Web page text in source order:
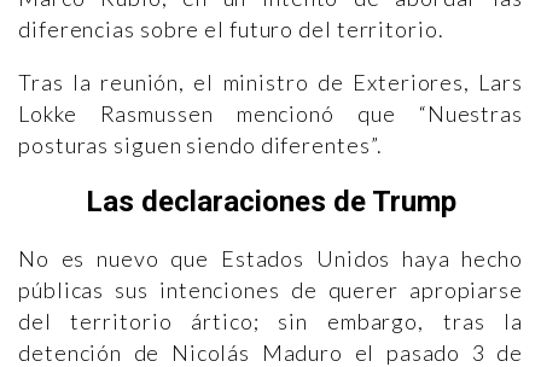
diferencias sobre el futuro del territorio.
Tras la reunión, el ministro de Exteriores, Lars
Lokke Rasmussen mencionó que “Nuestras
posturas siguen siendo diferentes”.
Las declaraciones de Trump
No es nuevo que Estados Unidos haya hecho
públicas sus intenciones de querer apropiarse
del territorio ártico; sin embargo, tras la
detención de Nicolás Maduro el pasado 3 de